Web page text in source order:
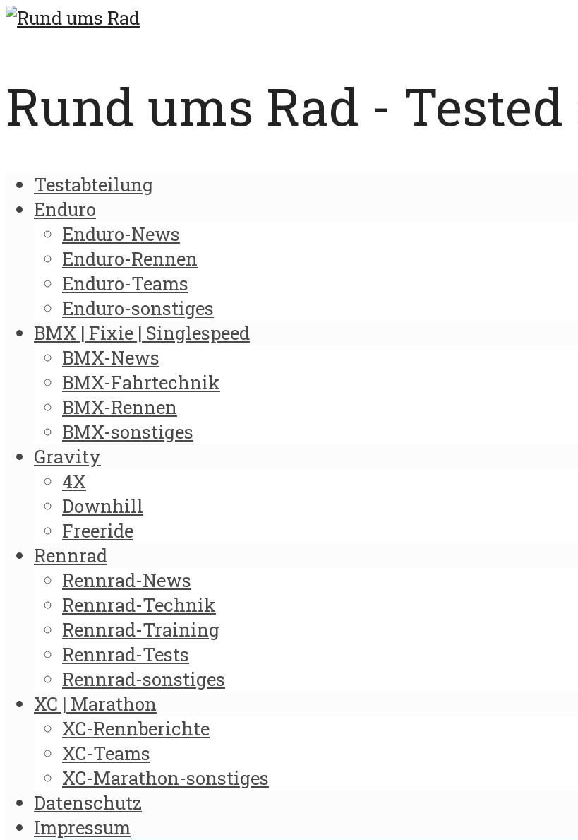
Rund ums Rad -
Testabteilung
Enduro
Enduro-News
Enduro-Rennen
Enduro-Teams
Enduro-sonstiges
BMX | Fixie | Singlespeed
BMX-News
BMX-Fahrtechnik
BMX-Rennen
BMX-sonstiges
Gravity
4X
Downhill
Freeride
Rennrad
Rennrad-News
Rennrad-Technik
Rennrad-Training
Rennrad-Tests
Rennrad-sonstiges
XC | Marathon
XC-Rennberichte
XC-Teams
XC-Marathon-sonstiges
Datenschutz
Impressum